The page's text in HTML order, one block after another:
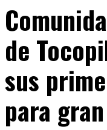
de
sus
para